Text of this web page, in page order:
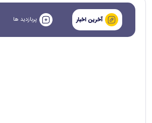
آخرین اخبار پربازدید ها